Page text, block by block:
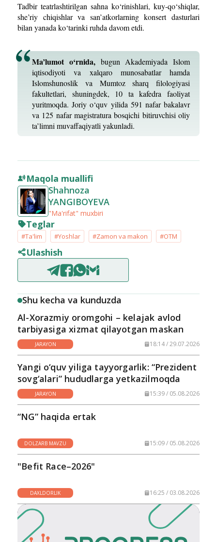
Tadbir teatrlashtirilgan sahna ko‘rinishlari, kuy-qo‘shiqlar,
she’riy chiqishlar va san’atkorlarning konsert dasturlari
bilan yanada ko‘tarinki ruhda davom etdi.
Ma’lumot o‘rnida, bugun Akademiyada Islom
iqtisodiyoti va xalqaro munosabatlar hamda
Islomshunoslik va Mumtoz sharq filologiyasi
fakultetlari, shuningdek, 10 ta kafedra faoliyat
yuritmoqda. Joriy o‘quv yilida 591 nafar bakalavr
va 125 nafar magistratura bosqichi bitiruvchisi oliy
ta’limni muvaffaqiyatli yakunladi.
Maqola muallifi
Shahnoza
YANGIBOYEVA
"Ma'rifat" muxbiri
Teglar
#Ta'lim #Yoshlar #Zamon va makon #OTM
Ulashish
Shu kecha va kunduzda
Al-Xorazmiy oromgohi – kelajak avlod
tarbiyasiga xizmat qilayotgan maskan
JARAYON 18:14 / 29.07.2026
Yangi o‘quv yiliga tayyorgarlik: “Prezident
sovg‘alari” hududlarga yetkazilmoqda
JARAYON 15:39 / 05.08.2026
“NG” haqida ertak
DOLZARB MAVZU 15:09 / 05.08.2026
"Befit Race–2026"
DAXLDORLIK 16:25 / 03.08.2026